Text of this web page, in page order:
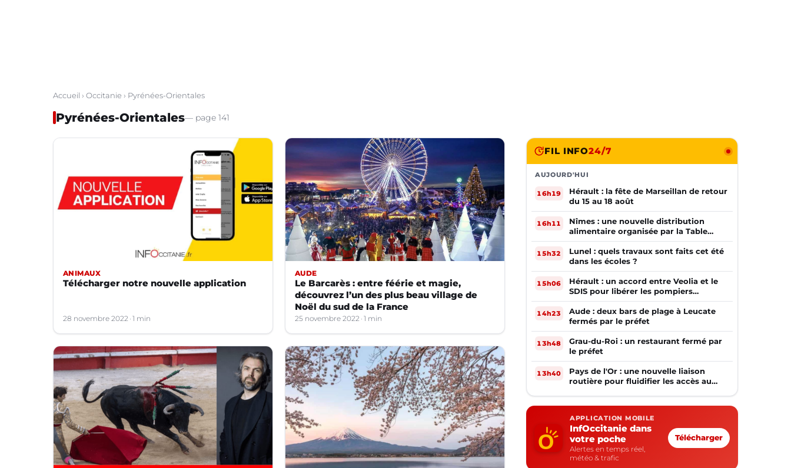
Accueil › Occitanie › Pyrénées-Orientales
Pyrénées-Orientales— page 141
ANIMAUX
Télécharger notre nouvelle application
28 novembre 2022 1 min
AUDE
Le Barcarès : entre féérie et magie,
découvrez l’un des plus beau village de
Noël du sud de la France
25 novembre 2022 1 min
FIL INFO24/7
AUJOURD'HUI
16h19
Hérault : la fête de Marseillan de retour
du 15 au 18 août
16h11
Nîmes : une nouvelle distribution
alimentaire organisée par la Table
Ouverte
15h32
Lunel : quels travaux sont faits cet été
dans les écoles ?
15h06
Hérault : un accord entre Veolia et le
SDIS pour libérer les pompiers
volontaires
14h23
Aude : deux bars de plage à Leucate
fermés par le préfet
13h48
Grau-du-Roi : un restaurant fermé par
le préfet
13h40
Pays de l'Or : une nouvelle liaison
routière pour fluidifier les accès au
APPLICATION MOBILE
InfOccitanie dans
votre poche
Alertes en temps réel,
météo & trafic
Télécharger